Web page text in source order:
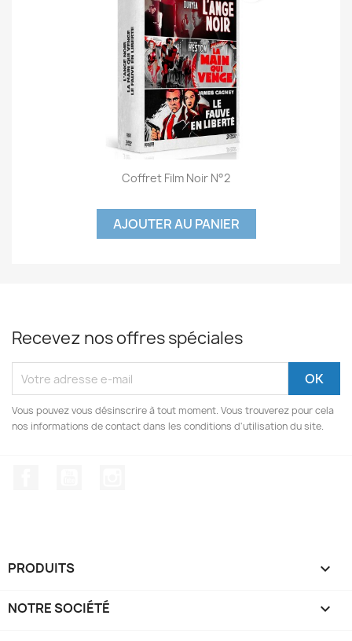
Coffret Film Noir N°2
AJOUTER AU PANIER
Recevez nos offres spéciales
Vous pouvez vous désinscrire à tout moment. Vous trouverez pour cela
nos informations de contact dans les conditions d'utilisation du site.
PRODUITS 
NOTRE SOCIÉTÉ 